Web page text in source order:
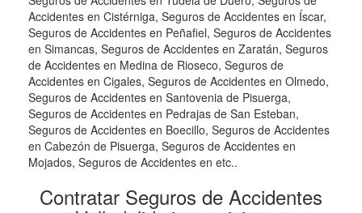
Accidentes en Cistérniga, Seguros de Accidentes en Íscar,
Seguros de Accidentes en Peñafiel, Seguros de Accidentes
en Simancas, Seguros de Accidentes en Zaratán, Seguros
de Accidentes en Medina de Rioseco, Seguros de
Accidentes en Cigales, Seguros de Accidentes en Olmedo,
Seguros de Accidentes en Santovenia de Pisuerga,
Seguros de Accidentes en Pedrajas de San Esteban,
Seguros de Accidentes en Boecillo, Seguros de Accidentes
en Cabezón de Pisuerga, Seguros de Accidentes en
Mojados, Seguros de Accidentes en etc..
Contratar Seguros de Accidentes